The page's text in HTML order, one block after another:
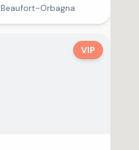
Beaufort-Orbagna
VIP